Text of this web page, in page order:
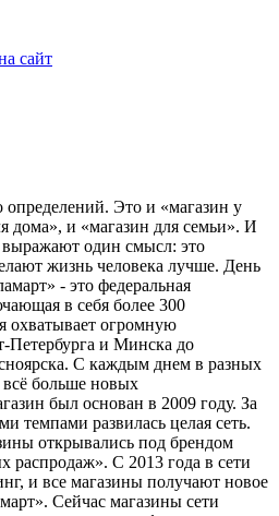
сайт
определений. Это и «магазин у
дома», и «магазин для семьи». И
выражают один смысл: это
жизнь человека лучше. День
- это федеральная
в себя более 300
охватывает огромную
Петербурга и Минска до
С каждым днем в разных
всё больше новых
был основан в 2009 году. За
темпами развилась целая сеть.
открывались под брендом
распродаж». С 2013 года в сети
и все магазины получают новое
Сейчас магазины сети